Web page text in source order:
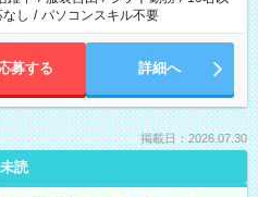
し / パソコンスキル不要
募する 詳細へ
掲載日：2026.07.30
未読